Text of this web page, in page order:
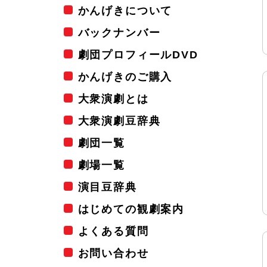
かんげきについて
バックナンバー
劇団プロフィールDVD
かんげきのご購入
大衆演劇とは
大衆演劇豆辞典
劇団一覧
劇場一覧
演目豆辞典
はじめての観劇案内
よくある質問
お問い合わせ